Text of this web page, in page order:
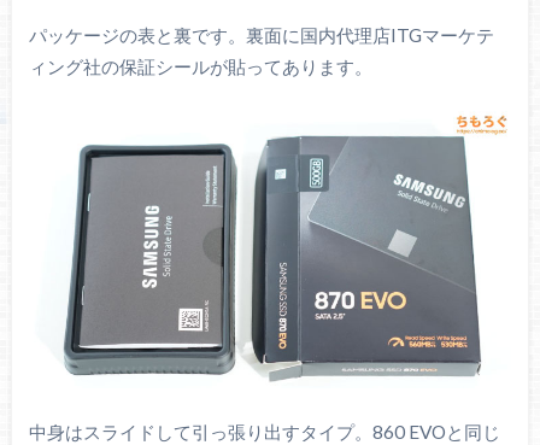
パッケージの表と裏です。裏面に国内代理店ITGマーケテ
ィング社の保証シールが貼ってあります。
中身はスライドして引っ張り出すタイプ。860 EVOと同じ